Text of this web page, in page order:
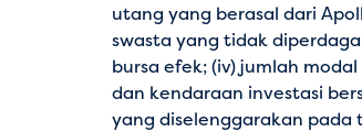
utang yang berasal dari
swasta yang tidak
bursa efek; (iv) jumlah
dan kendaraan investasi
yang diselenggarakan pada